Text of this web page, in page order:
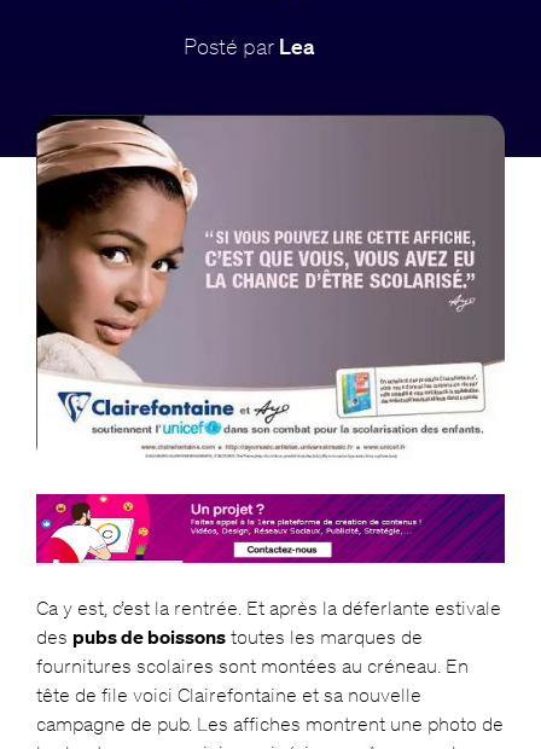
Posté par Lea
Ca y est, c’est la rentrée. Et après la déferlante estivale
des pubs de boissonstoutes les marques de
fournitures scolaires sont montées au créneau. En
tête de file voici Clairefontaine et sa nouvelle
campagne de pub. Les affiches montrent une photo de